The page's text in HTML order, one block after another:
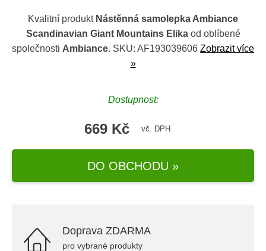
Kvalitní produkt Nástěnná samolepka Ambiance
Scandinavian Giant Mountains Elikaod oblíbené
společnosti Ambiance. SKU: AF193039606 Zobrazit více
»
Dostupnost:
669 Kč vč. DPH
DO OBCHODU »
Doprava ZDARMA
pro vybrané produkty